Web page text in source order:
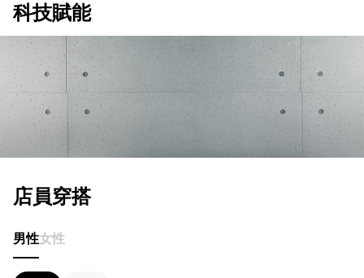
科技賦能
店員穿搭
男性女性